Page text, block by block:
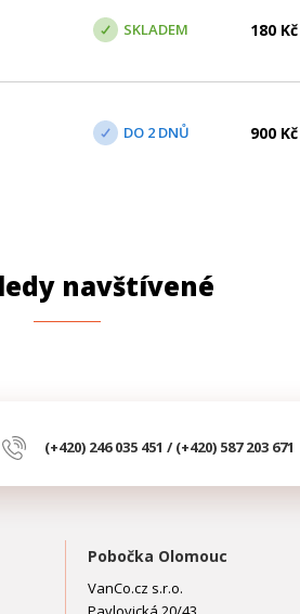
SKLADEM 180 Kč
DO 2 DNŮ 900 Kč
navštívené
(+420) 246 035 451 / (+420) 587 203 671
Pobočka Olomouc
VanCo.cz s.r.o.